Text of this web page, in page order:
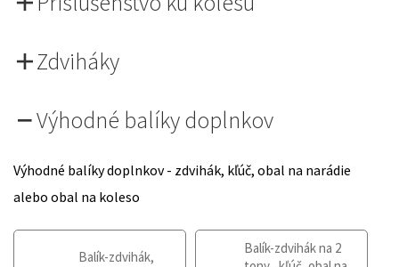
Zdviháky
Výhodné balíky doplnkov
Výhodné balíky doplnkov - zdvihák, kľúč, obal na narádie
alebo obal na koleso
Balík-zdvihák,
Balík-zdvihák na 2